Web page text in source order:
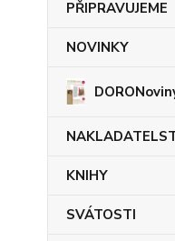
PŘIPRAVUJEME
NOVINKY
KNIHY
SVÁTOSTI